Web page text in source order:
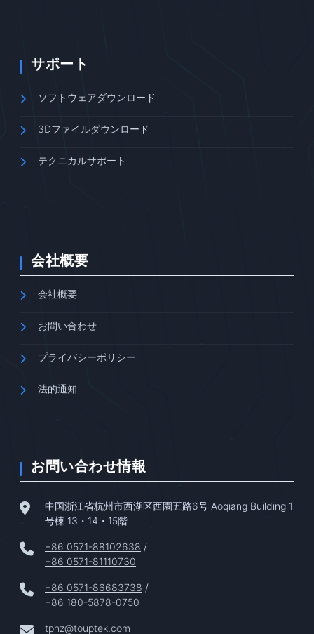
サポート
ソフトウェアダウンロード
3Dファイルダウンロード
テクニカルサポート
会社概要
会社概要
お問い合わせ
プライバシーポリシー
法的通知
お問い合わせ情報
中国浙江省杭州市西湖区西園五路6号 Aoqiang Building 1
号棟 13・14・15階
+86 0571-88102638 /
+86 0571-81110730
+86 0571-86683738 /
+86 180-5878-0750
tphz@touptek.com